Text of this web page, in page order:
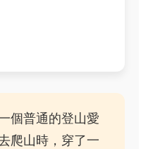
個普通的登山愛
爬山時，穿了一